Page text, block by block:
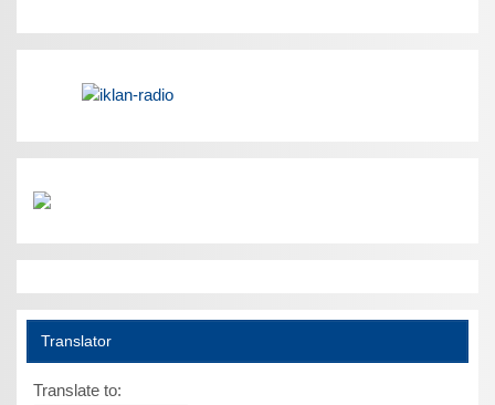
Translator
Translate to: